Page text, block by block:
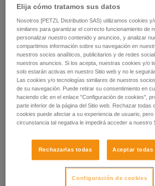
Ejemplos:
Elija cómo tratamos sus datos
Nosotros [PETZL Distribution SAS) utilizamos cookies
similares para garantizar el correcto funcionamiento de
personalizar nuestro contenido y anuncios, y analizar
compartimos información sobre su navegación en
nuestros socios analíticos, publicitarios y de redes
nuestros anuncios. Si los acepta, nuestras cookies y/o
solo estarán activas en nuestro Sitio web y no le
Las cookies y/o tecnologías similares de nuestros
de su navegación. Puede retirar su consentimiento en
haciendo clic en el enlace "Configuración de cookies",
parte inferior de la página del Sitio web. Rechazar todas
cookies puede afectar a su experiencia de usuario, pero
circunstancia tal negativa le impedirá acceder a nuestro
Rechazarlas todas Aceptar todas
Configuración de cookies